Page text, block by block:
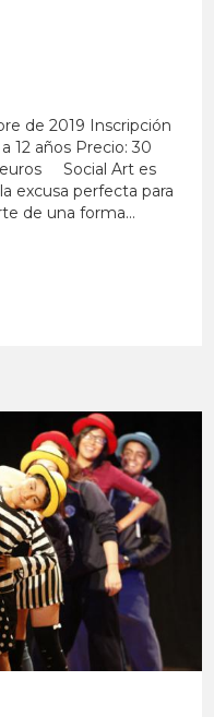
de 2019 Inscripción
12 años Precio: 30
euros Social Art es
excusa perfecta para
de una forma...